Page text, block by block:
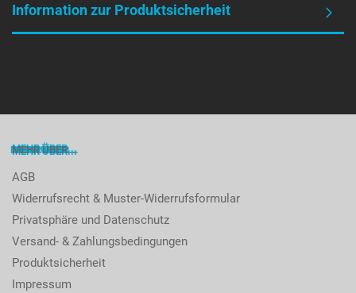
Information zur Produktsicherheit
MEHR ÜBER...
AGB
Widerrufsrecht & Muster-Widerrufsformular
Privatsphäre und Datenschutz
Versand- & Zahlungsbedingungen
Produktsicherheit
Impressum